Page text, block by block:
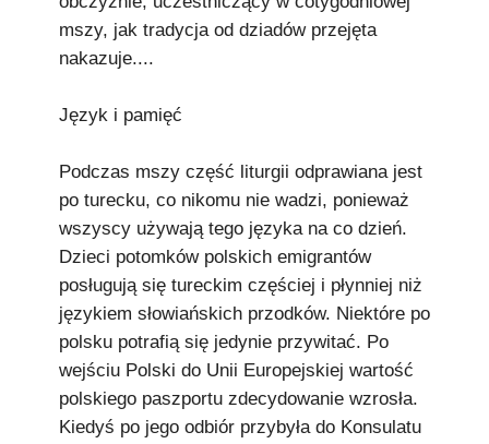
mszy, jak tradycja od dziadów przejęta
nakazuje....
Język i pamięć
Podczas mszy część liturgii odprawiana jest
po turecku, co nikomu nie wadzi, ponieważ
wszyscy używają tego języka na co dzień.
Dzieci potomków polskich emigrantów
posługują się tureckim częściej i płynniej niż
językiem słowiańskich przodków. Niektóre po
polsku potrafią się jedynie przywitać. Po
wejściu Polski do Unii Europejskiej wartość
polskiego paszportu zdecydowanie wzrosła.
Kiedyś po jego odbiór przybyła do Konsulatu